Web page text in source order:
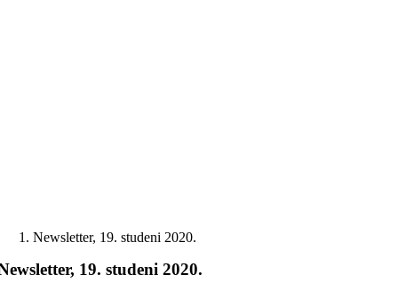
Newsletter, 19. studeni 2020.
19. studeni 2020.